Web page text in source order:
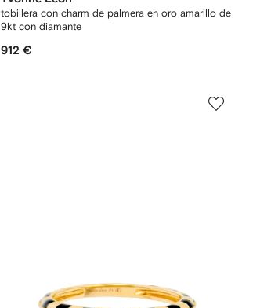
tobillera con charm de palmera en oro amarillo de
9kt con diamante
912 €